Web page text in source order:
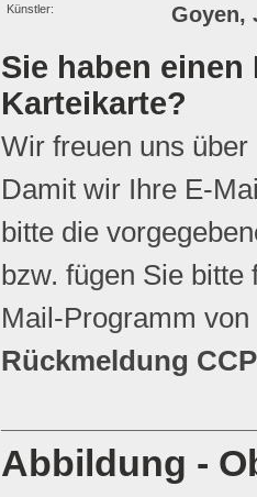
Künstler: Goyen,
Sie haben
Karteikarte?
Wir freuen uns
Damit wir Ihre E-
bitte die
bzw. fügen Sie
Mail-Programm
Rückmeldung
Abbildung -